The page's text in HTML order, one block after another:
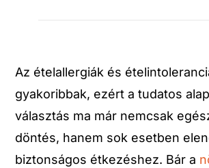
Az ételallergiák és
gyakoribbak, ezért a tudatos
választás ma már nemcsak
döntés, hanem sok esetben
biztonságos étkezéshez. Bár a